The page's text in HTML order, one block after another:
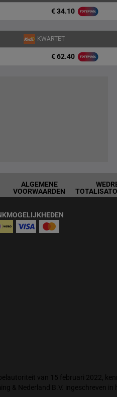
€ 34.10
KWARTET
€ 62.40
ALGEMENE
VOORWAARDEN
van 15 februari 2022,
& Nederland B.V. ingeschreven